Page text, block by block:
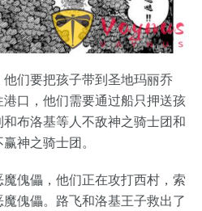
们要把孩子带到圣地玛丽乔
口，他们需要通过船只押送孩
布洛基等人不敌神之骑士团和
神之骑士团。
傀儡，他们正在攻打西村，索
傀儡。路飞和洛基王子救出了